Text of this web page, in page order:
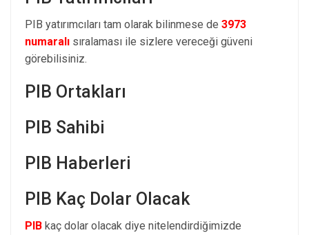
PIB yatırımcıları tam olarak bilinmese de 3973
numaralı sıralaması ile sizlere vereceği güveni
görebilisiniz.
PIB Ortakları
PIB Sahibi
PIB Haberleri
PIB Kaç Dolar Olacak
PIB kaç dolar olacak diye nitelendirdiğimizde